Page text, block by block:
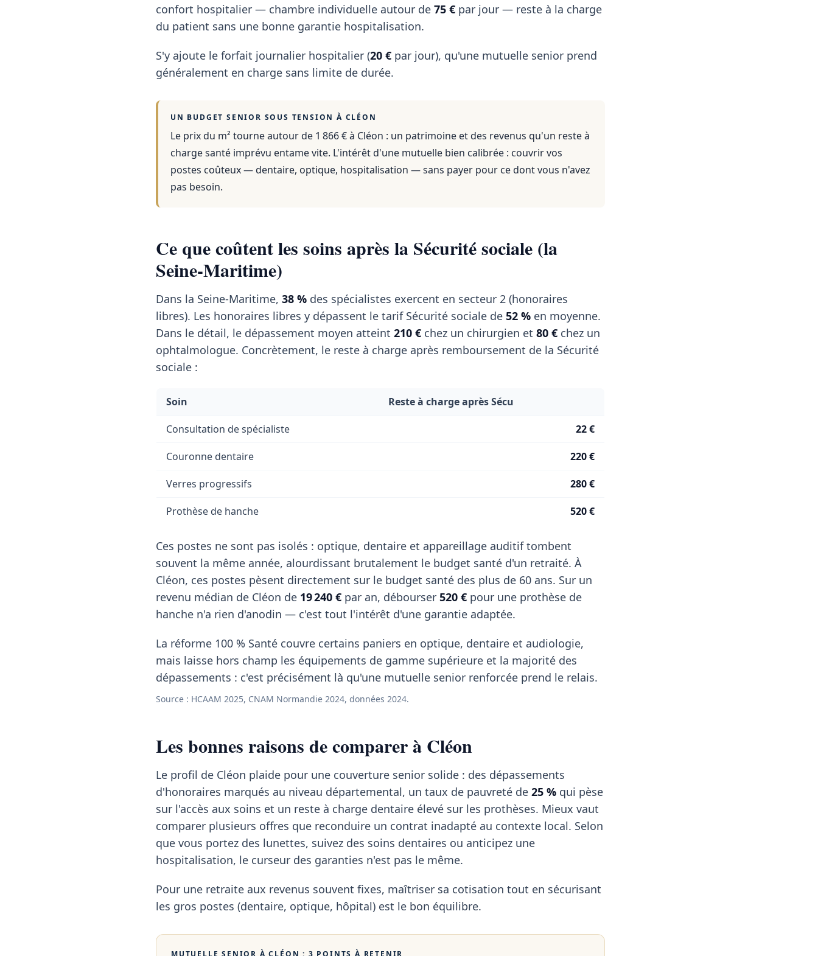
confort hospitalier — chambre individuelle autour de 75 € par jour — reste à la charge
du patient sans une bonne garantie hospitalisation.
S'y ajoute le forfait journalier hospitalier (20 € par jour), qu'une mutuelle senior prend
généralement en charge sans limite de durée.
UN BUDGET SENIOR SOUS TENSION À CLÉON
Le prix du m² tourne autour de 1 866 €à Cléon : un patrimoine et des revenus qu'un reste à
charge santé imprévu entame vite. L'intérêt d'une mutuelle bien calibrée : couvrir vos
postes coûteux — dentaire, optique, hospitalisation — sans payer pour ce dont vous n'avez
pas besoin.
Ce que coûtent les soins après la Sécurité sociale (la
Seine-Maritime)
Dans la Seine-Maritime, 38 % des spécialistes exercent en secteur 2 (honoraires
libres). Les honoraires libres y dépassent le tarif Sécurité sociale de 52 % en moyenne.
Dans le détail, le dépassement moyen atteint 210 € chez un chirurgien et 80 € chez un
ophtalmologue. Concrètement, le reste à charge après remboursement de la Sécurité
sociale :
Soin Reste à charge après Sécu
Consultation de spécialiste 22 €
Couronne dentaire 220 €
Verres progressifs 280 €
Prothèse de hanche 520 €
Ces postes ne sont pas isolés : optique, dentaire et appareillage auditif tombent
souvent la même année, alourdissant brutalement le budget santé d'un retraité. À
Cléon, ces postes pèsent directement sur le budget santé des plus de 60 ans. Sur un
revenu médian de Cléon de 19 240 € par an, débourser 520 € pour une prothèse de
hanche n'a rien d'anodin — c'est tout l'intérêt d'une garantie adaptée.
La réforme 100 % Santé couvre certains paniers en optique, dentaire et audiologie,
mais laisse hors champ les équipements de gamme supérieure et la majorité des
dépassements : c'est précisément là qu'une mutuelle senior renforcée prend le relais.
Source : HCAAM 2025, CNAM Normandie 2024, données 2024.
Les bonnes raisons de comparer à Cléon
Le profil de Cléon plaide pour une couverture senior solide : des dépassements
d'honoraires marqués au niveau départemental, un taux de pauvreté de 25 % qui pèse
sur l'accès aux soins et un reste à charge dentaire élevé sur les prothèses. Mieux vaut
comparer plusieurs offres que reconduire un contrat inadapté au contexte local. Selon
que vous portez des lunettes, suivez des soins dentaires ou anticipez une
hospitalisation, le curseur des garanties n'est pas le même.
Pour une retraite aux revenus souvent fixes, maîtriser sa cotisation tout en sécurisant
les gros postes (dentaire, optique, hôpital) est le bon équilibre.
MUTUELLE SENIOR ÀCLÉON : 3 POINTS À RETENIR